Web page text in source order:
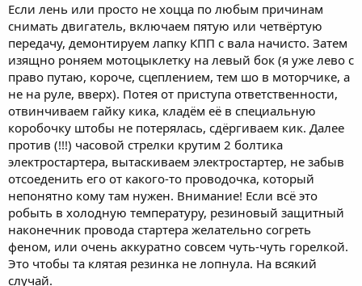
Если лень или просто не хоцца по любым причинам
снимать двигатель, включаем пятую или четвёртую
передачу, демонтируем лапку КПП с вала начисто. Затем
изящно роняем мотоцыклетку на левый бок (я уже лево с
право путаю, короче, сцеплением, тем шо в моторчике, а
не на руле, вверх). Потея от приступа ответственности,
отвинчиваем гайку кика, кладём её в специальную
коробочку штобы не потерялась, сдёргиваем кик. Далее
против (!!!) часовой стрелки крутим 2 болтика
электростартера, вытаскиваем электростартер, не забыв
отсоеденить его от какого-то проводочка, который
непонятно кому там нужен. Внимание! Если всё это
робыть в холодную температуру, резиновый защитный
наконечник провода стартера желательно согреть
феном, или очень аккуратно совсем чуть-чуть горелкой.
Это чтобы та клятая резинка не лопнула. На всякий
случай.